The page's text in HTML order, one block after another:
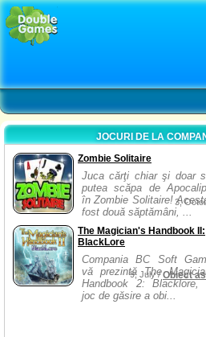
JOCURI DE LA
Zombie Solitaire
Juca cărţi chiar şi doar
putea scăpa de
în Zombie Solitaire!
fost două săptămâni, ...
3,
The Magician's Handbook II:
BlackLore
Compania BC Soft
vă prezintă The
Handbook 2: Blacklore,
joc de găsire a obi...
9, July /Obiect